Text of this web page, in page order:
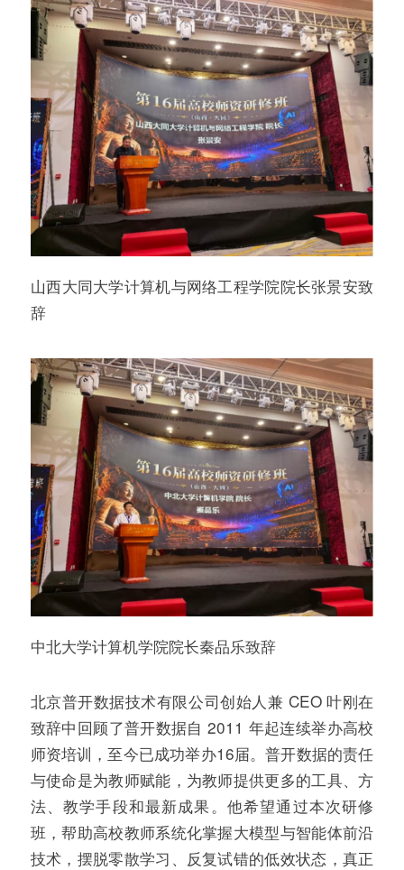
山西大同大学计算机与网络工程学院院长张景安致
辞
中北大学计算机学院院长秦品乐致辞
北京普开数据技术有限公司创始人兼 CEO 叶刚在
致辞中回顾了普开数据自 2011 年起连续举办高校
师资培训，至今已成功举办16届。普开数据的责任
与使命是为教师赋能，为教师提供更多的工具、方
法、教学手段和最新成果。他希望通过本次研修
班，帮助高校教师系统化掌握大模型与智能体前沿
技术，摆脱零散学习、反复试错的低效状态，真正